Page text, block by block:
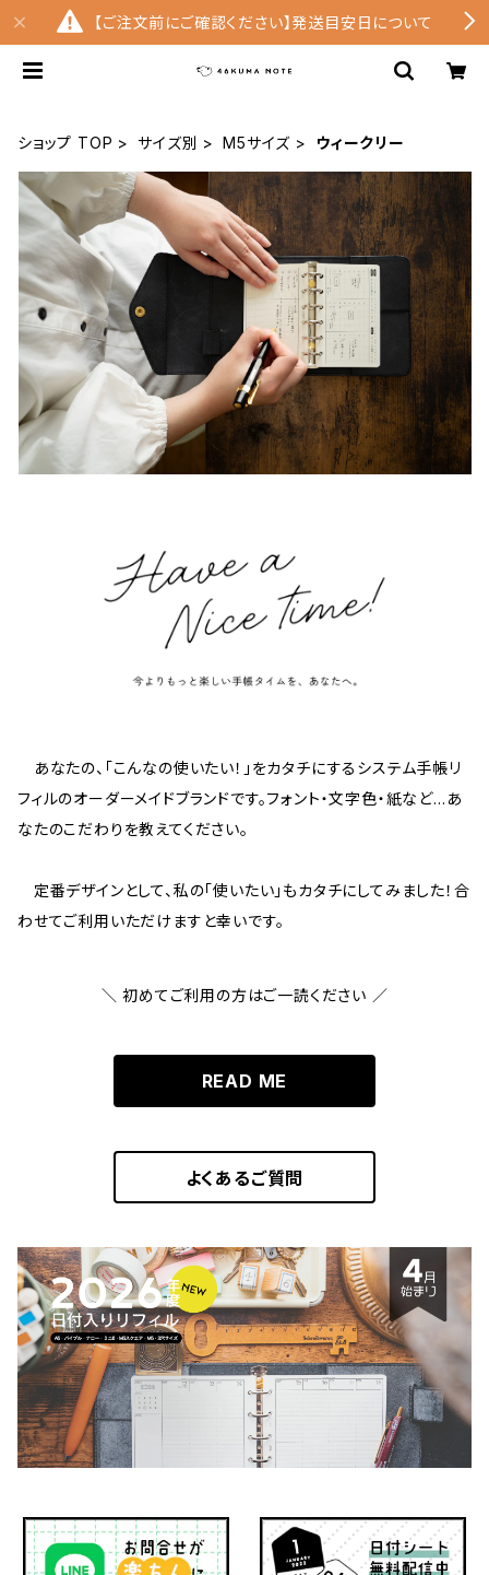
【ご注文前にご確認ください】発送目安日について
ショップ TOP サイズ別 M5サイズ ウィークリー
あなたの、「こんなの使いたい！」をカタチにするシステム手帳リ
フィルのオーダーメイドブランドです。フォント・文字色・紙など…あ
なたのこだわりを教えてください。
定番デザインとして、私の「使いたい」もカタチにしてみました！合
わせてご利用いただけますと幸いです。
＼ 初めてご利用の方はご一読ください ／
READ ME
よくあるご質問